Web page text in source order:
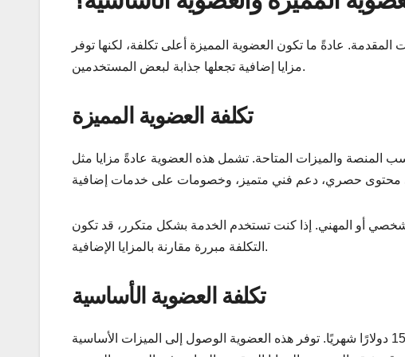
عادةً ما تكون العضوية المميزة أعلى تكلفة، لكنها توفر
مزايا إضافية تجعلها جذابة لبعض المستخدمين.
تكلفة العضوية المميزة
عادةً بين 20 إلى 50 دولارًا شهريًا، حسب المنصة والميزات المتاحة. تشمل هذه العضوية عادةً مزايا مثل
أو المهني. إذا كنت تستخدم الخدمة بشكل متكرر، قد تكون
التكلفة مبررة مقارنة بالمزايا الإضافية.
تكلفة العضوية الأساسية
تكون العضوية الأساسية عادةً أقل تكلفة، حيث تتراوح بين 5 إلى 15 دولارًا شهريًا. توفر هذه العضوية الوصول إلى الميزات الأساسية